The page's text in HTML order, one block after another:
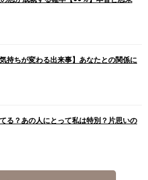
持ちが変わる出来事】あなたとの関係に
る？あの人にとって私は特別？片思いの